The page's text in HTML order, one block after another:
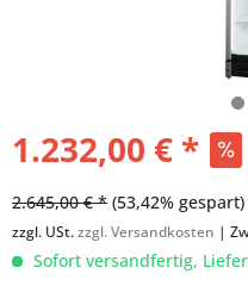
1.232,00 € *
2.645,00 € * (53,42% gespart)
zzgl. USt.zzgl. Versandkosten |
Sofort versandfertig,